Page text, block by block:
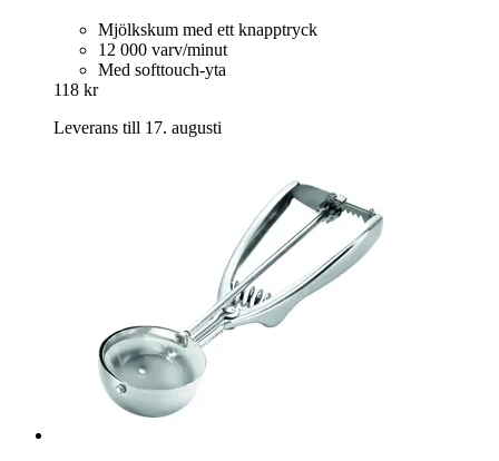
Mjölkskum med ett knapptryck
12 000 varv/minut
Med softtouch-yta
118 kr
Leverans till 17. augusti